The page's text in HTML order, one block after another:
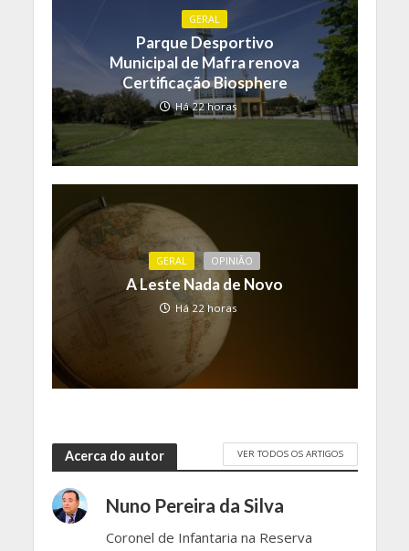
GERAL
Parque Desportivo
Municipal de Mafra renova
Certificação Biosphere
Há 22 horas
GERAL OPINIÃO
A Leste Nada de Novo
Há 22 horas
Acerca do autor VER TODOS OS ARTIGOS
Nuno Pereira da Silva
Coronel de Infantaria na Reserva